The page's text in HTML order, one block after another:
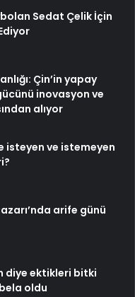
Sedat Çelik İçin
Çin’in yapay
inovasyon ve
alıyor
isteyen ve istemeyen
arife günü
diye ektikleri bitki
oldu